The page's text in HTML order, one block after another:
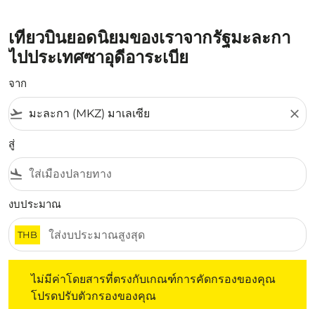
เที่ยวบินยอดนิยมของเราจากรัฐมะละกา
ไปประเทศซาอุดีอาระเบีย
จาก
flight_takeoff close
สู่
flight_land
งบประมาณ
THB
ไม่มีค่าโดยสารที่ตรงกับเกณฑ์การคัดกรองของคุณ
โปรดปรับตัวกรองของคุณ